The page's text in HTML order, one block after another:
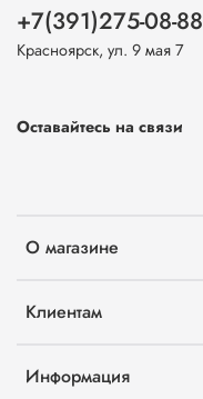
О магазине
Клиентам
Информация
+7(391)275-08-88
Красноярск, ул. 9 мая 7
Оставайтесь на связи